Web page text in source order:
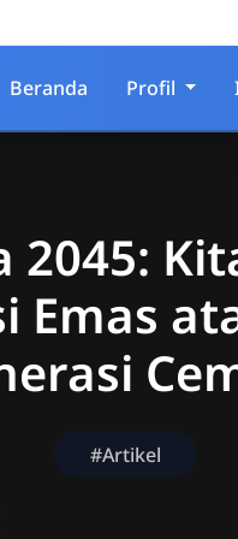
Beranda Profil
Emas
#Artikel